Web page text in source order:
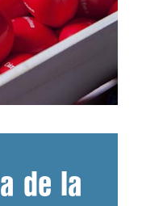
de la